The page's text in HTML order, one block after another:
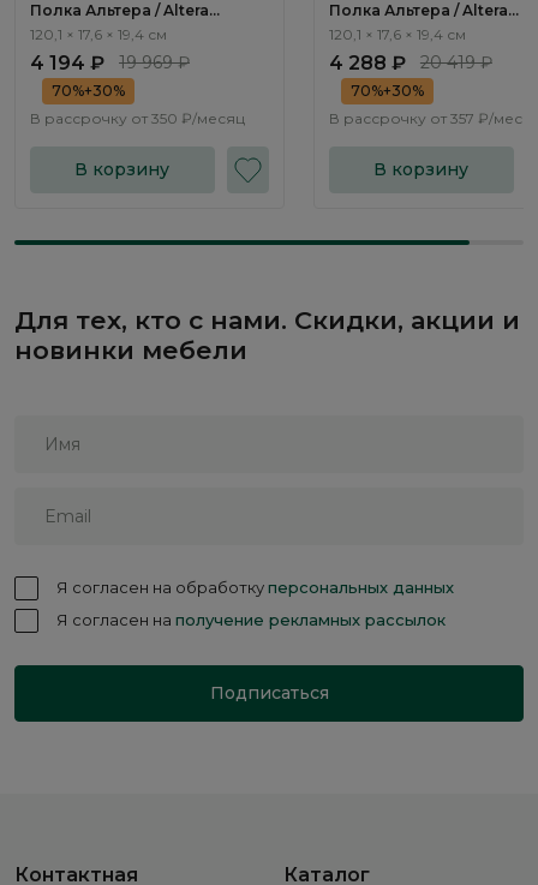
Полка Альтера / Altera
AL2030.2
120,1 × 17,6 × 19,4 см
4 194 ₽ 19 969 ₽
70%+30%
В рассрочку от 350 ₽/месяц
В корзину
Полка Альтера / Altera
AL2030.3
120,1 × 17,6 × 19,4 см
4 288 ₽ 20 419 ₽
70%+30%
В рассрочку от 357 ₽/
В корзину
Для тех, кто с нами. Скидки, акции и
новинки мебели
Я согласен на обработкуперсональных данных
Я согласен на получение рекламных рассылок
Подписаться
Контактная
Каталог